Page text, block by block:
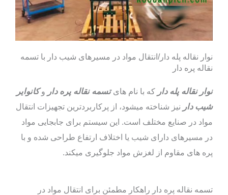
نوار نقاله پله‌ دار/انتقال مواد در مسیرهای شیب‌ دار با تسمه
نقاله پره‌ دار
نوار نقاله پله‌ دار که با نام‌ هایتسمه نقاله پره‌ دار وکانوایر
شیب‌ دار نیز شناخته میشود، از پرکاربردترین تجهیزات انتقال
مواد در صنایع مختلف است. این سیستم برای جابجایی مواد
در مسیرهای دارای شیب یا اختلاف ارتفاع طراحی شده و با
پره‌ های مقاوم از لغزش مواد جلوگیری میکند.
تسمه نقاله پره دار راهکار مطمئن برای انتقال مواد در